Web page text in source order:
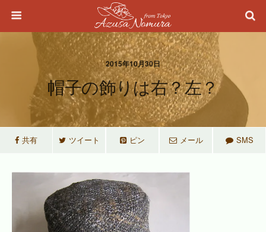
2015年10月30日
帽子の飾りは右？左？
共有 ツイート ピン メール SMS